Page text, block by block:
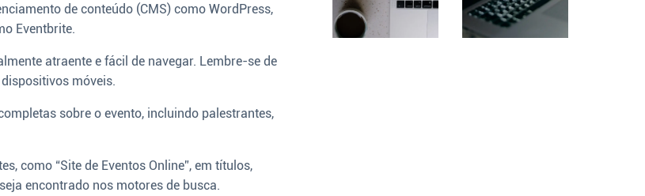
de conteúdo (CMS) como WordPress,
Eventbrite.
atraente e fácil de navegar. Lembre-se de
móveis.
sobre o evento, incluindo palestrantes,
como “Site de Eventos Online”, em títulos,
encontrado nos motores de busca.